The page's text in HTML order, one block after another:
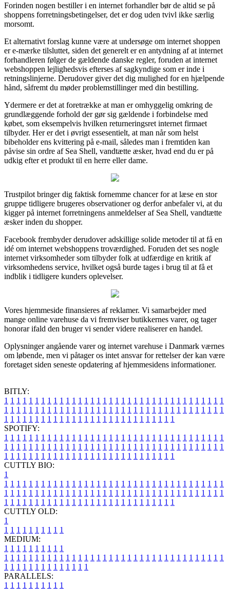
Forinden nogen bestiller i en internet forhandler bør de altid se på
shoppens forretningsbetingelser, det er dog uden tvivl ikke særlig
morsomt.
Et alternativt forslag kunne være at undersøge om internet shoppen
er e-mærke tilsluttet, siden det generelt er en antydning af at internet
forhandleren følger de gældende danske regler, foruden at internet
webshoppen lejlighedsvis efterses af sagkyndige som er inde i
retningslinjerne. Derudover giver det dig mulighed for en hjælpende
hånd, såfremt du møder problemstillinger med din bestilling.
Ydermere er det at foretrække at man er omhyggelig omkring de
grundlæggende forhold der gør sig gældende i forbindelse med
købet, som eksempelvis hvilken returneringsret internet firmaet
tilbyder. Her er det i øvrigt essesentielt, at man når som helst
bibeholder ens kvittering på e-mail, således man i fremtiden kan
påvise sin ordre af Sea Shell, vandtætte æsker, hvad end du er på
udkig efter et produkt til en herre eller dame.
Trustpilot bringer dig faktisk fornemme chancer for at læse en stor
gruppe tidligere brugeres observationer og derfor anbefaler vi, at du
kigger på internet forretningens anmeldelser af Sea Shell, vandtætte
æsker inden du shopper.
Facebook frembyder derudover adskillige solide metoder til at få en
idé om internet webshoppens troværdighed. Foruden det ses nogle
internet virksomheder som tilbyder folk at udfærdige en kritik af
virksomhedens service, hvilket også burde tages i brug til at få et
indblik i tidligere kunders oplevelser.
Vores hjemmeside finansieres af reklamer. Vi samarbejder med
mange online varehuse da vi fremviser butikkernes varer, og tager
honorar ifald den bruger vi sender videre realiserer en handel.
Oplysninger angående varer og internet varehuse i Danmark værnes
om løbende, men vi påtager os intet ansvar for rettelser der kan være
foretaget siden seneste opdatering af hjemmesidens informationer.
BITLY:
1 1 1 1 1 1 1 1 1 1 1 1 1 1 1 1 1 1 1 1 1 1 1 1 1 1 1 1 1 1 1 1 1 1 1 1
1 1 1 1 1 1 1 1 1 1 1 1 1 1 1 1 1 1 1 1 1 1 1 1 1 1 1 1 1 1 1 1 1 1 1 1
1 1 1 1 1 1 1 1 1 1 1 1 1 1 1 1 1 1 1 1 1 1 1 1 1 1 1 1
SPOTIFY:
1 1 1 1 1 1 1 1 1 1 1 1 1 1 1 1 1 1 1 1 1 1 1 1 1 1 1 1 1 1 1 1 1 1 1 1
1 1 1 1 1 1 1 1 1 1 1 1 1 1 1 1 1 1 1 1 1 1 1 1 1 1 1 1 1 1 1 1 1 1 1 1
1 1 1 1 1 1 1 1 1 1 1 1 1 1 1 1 1 1 1 1 1 1 1 1 1 1 1 1
CUTTLY BIO:
1
1 1 1 1 1 1 1 1 1 1 1 1 1 1 1 1 1 1 1 1 1 1 1 1 1 1 1 1 1 1 1 1 1 1 1 1
1 1 1 1 1 1 1 1 1 1 1 1 1 1 1 1 1 1 1 1 1 1 1 1 1 1 1 1 1 1 1 1 1 1 1 1
1 1 1 1 1 1 1 1 1 1 1 1 1 1 1 1 1 1 1 1 1 1 1 1 1 1 1 1
CUTTLY OLD:
1
1 1 1 1 1 1 1 1 1 1
MEDIUM:
1 1 1 1 1 1 1 1 1 1
1 1 1 1 1 1 1 1 1 1 1 1 1 1 1 1 1 1 1 1 1 1 1 1 1 1 1 1 1 1 1 1 1 1 1 1
1 1 1 1 1 1 1 1 1 1 1 1 1 1
PARALLELS:
1 1 1 1 1 1 1 1 1 1